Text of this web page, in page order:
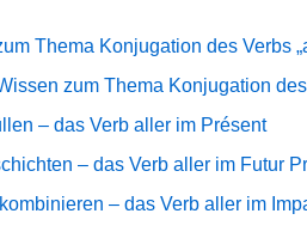
Thema Konjugation des Verbs
zum Thema Konjugation des
– das Verb aller im Présent
– das Verb aller im Futur
– das Verb aller im